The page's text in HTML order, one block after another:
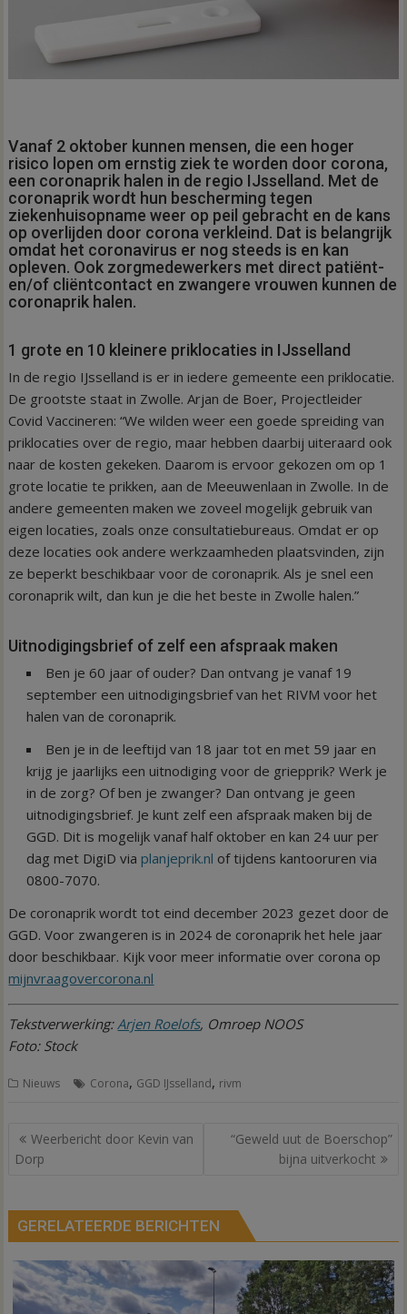
Vanaf 2 oktober kunnen mensen, die een hoger
risico lopen om ernstig ziek te worden door corona,
een coronaprik halen in de regio IJsselland. Met de
coronaprik wordt hun bescherming tegen
ziekenhuisopname weer op peil gebracht en de kans
op overlijden door corona verkleind. Dat is belangrijk
omdat het coronavirus er nog steeds is en kan
opleven. Ook zorgmedewerkers met direct patiënt-
en/of cliëntcontact en zwangere vrouwen kunnen de
coronaprik halen.
1 grote en 10 kleinere priklocaties in IJsselland
In de regio IJsselland is er in iedere gemeente een priklocatie.
De grootste staat in Zwolle. Arjan de Boer, Projectleider
Covid Vaccineren: “We wilden weer een goede spreiding van
priklocaties over de regio, maar hebben daarbij uiteraard ook
naar de kosten gekeken. Daarom is ervoor gekozen om op 1
grote locatie te prikken, aan de Meeuwenlaan in Zwolle. In de
andere gemeenten maken we zoveel mogelijk gebruik van
eigen locaties, zoals onze consultatiebureaus. Omdat er op
deze locaties ook andere werkzaamheden plaatsvinden, zijn
ze beperkt beschikbaar voor de coronaprik. Als je snel een
coronaprik wilt, dan kun je die het beste in Zwolle halen.”
Uitnodigingsbrief of zelf een afspraak maken
Ben je 60 jaar of ouder? Dan ontvang je vanaf 19
september een uitnodigingsbrief van het RIVM voor het
halen van de coronaprik.
Ben je in de leeftijd van 18 jaar tot en met 59 jaar en
krijg je jaarlijks een uitnodiging voor de griepprik? Werk je
in de zorg? Of ben je zwanger? Dan ontvang je geen
uitnodigingsbrief. Je kunt zelf een afspraak maken bij de
GGD. Dit is mogelijk vanaf half oktober en kan 24 uur per
dag met DigiD viaplanjeprik.nl of tijdens kantooruren via
0800-7070.
De coronaprik wordt tot eind december 2023 gezet door de
GGD. Voor zwangeren is in 2024 de coronaprik het hele jaar
door beschikbaar. Kijk voor meer informatie over corona op
mijnvraagovercorona.nl
Tekstverwerking: Arjen Roelofs, Omroep NOOS
Foto: Stock
Nieuws Corona, GGD IJsselland, rivm
Bericht
navigatie
Weerbericht door Kevin van
Dorp
“Geweld uut de Boerschop”
bijna uitverkocht
GERELATEERDE BERICHTEN